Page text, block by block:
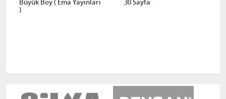
Büyük Boy ( Ema Yayınları
)
30 Sayfa